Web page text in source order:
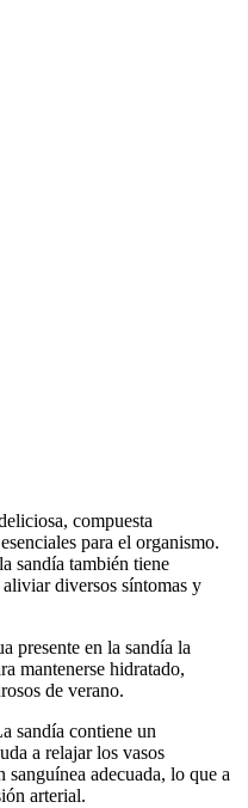
compuesta
para el organismo.
sandía también tiene
diversos síntomas y
presente en la sandía la
mantenerse hidratado,
de verano.
sandía contiene un
a relajar los vasos
adecuada, lo que a
arterial.